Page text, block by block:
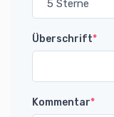
Überschrift*
Kommentar*